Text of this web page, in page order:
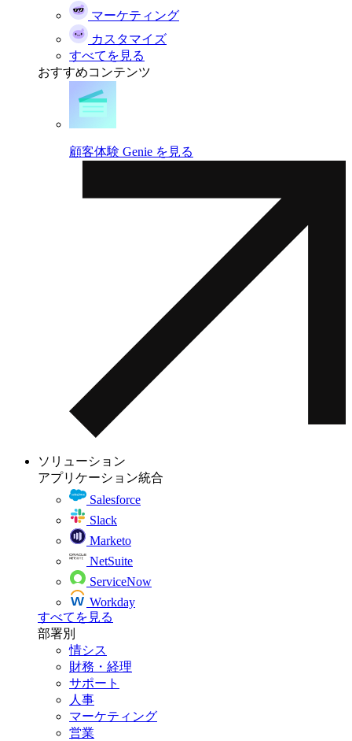
マーケティング
カスタマイズ
すべてを見る
おすすめコンテンツ
顧客体験 Genie を見る
ソリューション
アプリケーション統合
Salesforce
Slack
Marketo
NetSuite
ServiceNow
Workday
すべてを見る
部署別
情シス
財務・経理
サポート
人事
マーケティング
営業